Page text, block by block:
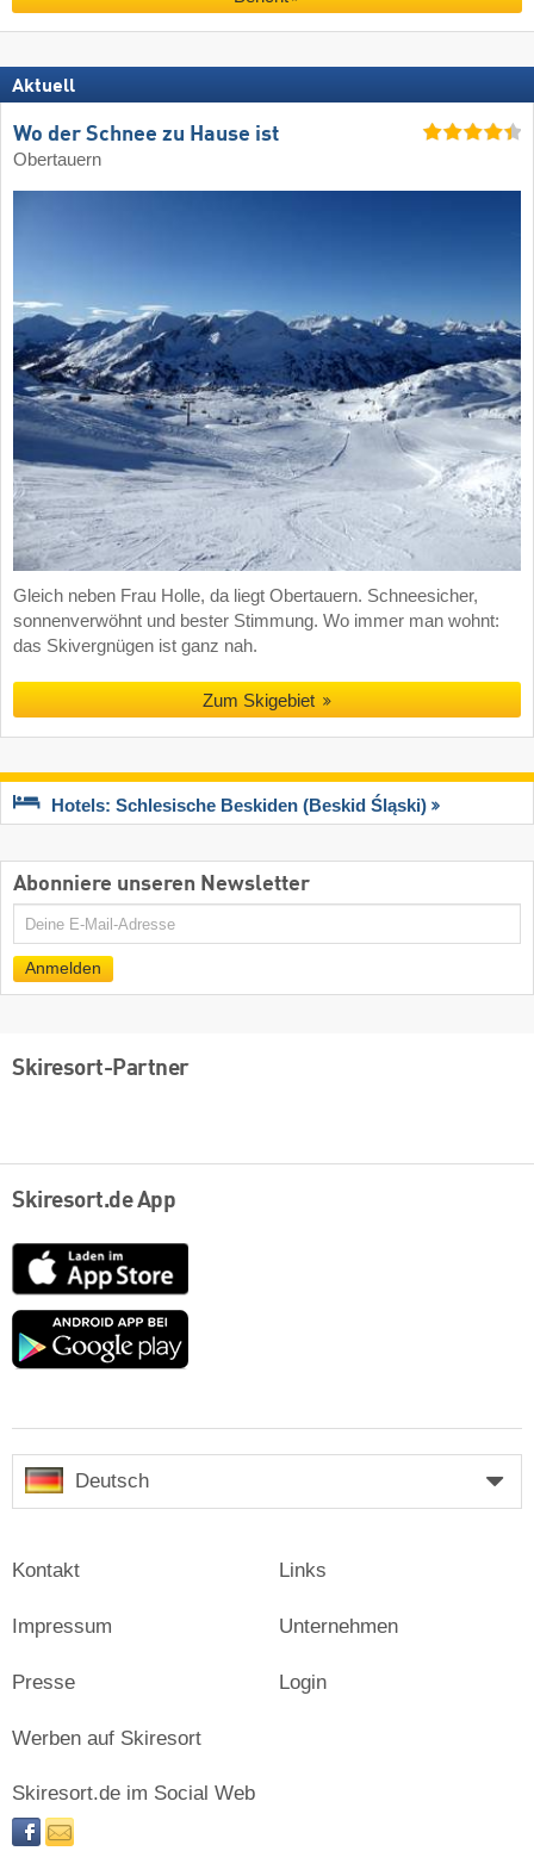
Aktuell
Wo der Schnee zu Hause ist
Obertauern
Gleich neben Frau Holle, da liegt Obertauern. Schneesicher,
sonnenverwöhnt und bester Stimmung. Wo immer man wohnt:
das Skivergnügen ist ganz nah.
Zum Skigebiet
Hotels: Schlesische Beskiden (Beskid Śląski)
Abonniere unseren Newsletter
E-
Mail
Anmelden
Skiresort-Partner
Skiresort.de App
App
Store
Google
Deutsch
Kontakt
Impressum
Presse
Links
Unternehmen
Login
Werben auf Skiresort
Skiresort.de im Social Web
facebooknewsletter